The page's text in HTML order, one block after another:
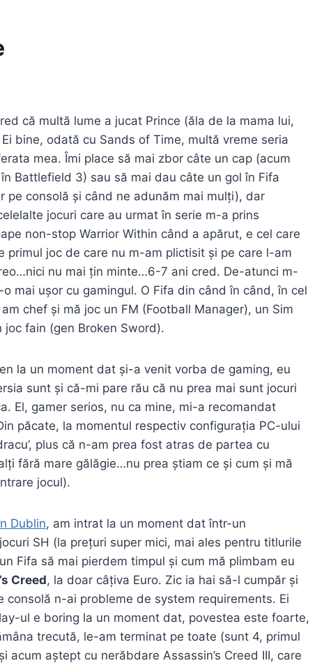
că multă lume a jucat Prince (ăla de la mama lui,
bine, odată cu Sands of Time, multă vreme seria
mea. Îmi place să mai zbor câte un cap (acum
Battlefield 3) sau să mai dau câte un gol în Fifa
pe consolă și când ne adunăm mai mulți), dar
jocuri care au urmat în serie m-a prins
non-stop Warrior Within când a apărut, e cel care
primul joc de care nu m-am plictisit și pe care l-am
nu mai țin minte…6-7 ani cred. De-atunci m-
mai ușor cu gamingul. O Fifa din când în când, în cel
chef și mă joc un FM (Football Manager), un Sim
joc fain (gen Broken Sword).
la un moment dat și-a venit vorba de gaming, eu
sunt și că-mi pare rău că nu prea mai sunt jocuri
El, gamer serios, nu ca mine, mi-a recomandat
păcate, la momentul respectiv configurația PC-ului
plus că n-am prea fost atras de partea cu
fără mare gălăgie…nu prea știam ce și cum și mă
jocul).
Dublin, am intrat la un moment dat într-un
SH (la prețuri super mici, mai ales pentru titlurile
Fifa să mai pierdem timpul și cum mă plimbam eu
Creed, la doar câțiva Euro. Zic ia hai să-l cumpăr și
n-ai probleme de system requirements. Ei
ul e boring la un moment dat, povestea este foarte,
trecută, le-am terminat pe toate (sunt 4, primul
acum aștept cu nerăbdare Assassin’s Creed III, care